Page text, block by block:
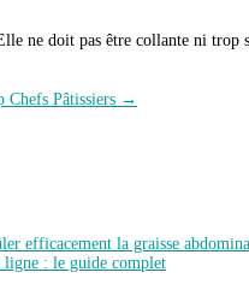
ne doit pas être collante ni
Chefs Pâtissiers →
efficacement la graisse
ligne : le guide complet